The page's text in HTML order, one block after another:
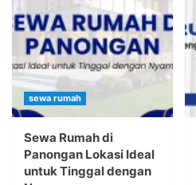
sewa rumah
Sewa Rumah di
Panongan Lokasi Ideal
untuk Tinggal dengan